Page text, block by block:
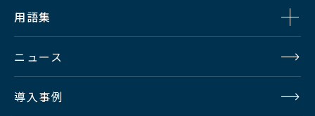
用語集
ニュース
導入事例